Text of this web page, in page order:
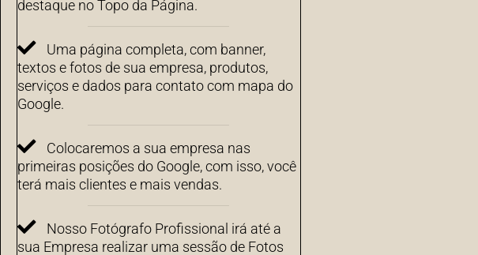
destaque no Topo da Página.
Uma página completa, com banner,
textos e fotos de sua empresa, produtos,
serviços e dados para contato com mapa do
Google.
Colocaremos a sua empresa nas
primeiras posições do Google, com isso, você
terá mais clientes e mais vendas.
Nosso Fotógrafo Profissional irá até a
sua Empresa realizar uma sessão de Fotos